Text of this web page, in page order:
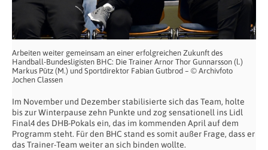
Arbeiten weiter gemeinsam an einer erfolgreichen Zukunft des
Handball-Bundesligisten BHC: Die Trainer Arnor Thor Gunnarsson (l.)
Markus Pütz (M.) und Sportdirektor Fabian Gutbrod – © Archivfoto
Jochen Classen
Im November und Dezember stabilisierte sich das Team, holte
bis zur Winterpause zehn Punkte und zog sensationell ins Lidl
Final4 des DHB-Pokals ein, das im kommenden April auf dem
Programm steht. Für den BHC stand es somit außer Frage, dass er
das Trainer-Team weiter an sich binden wollte.